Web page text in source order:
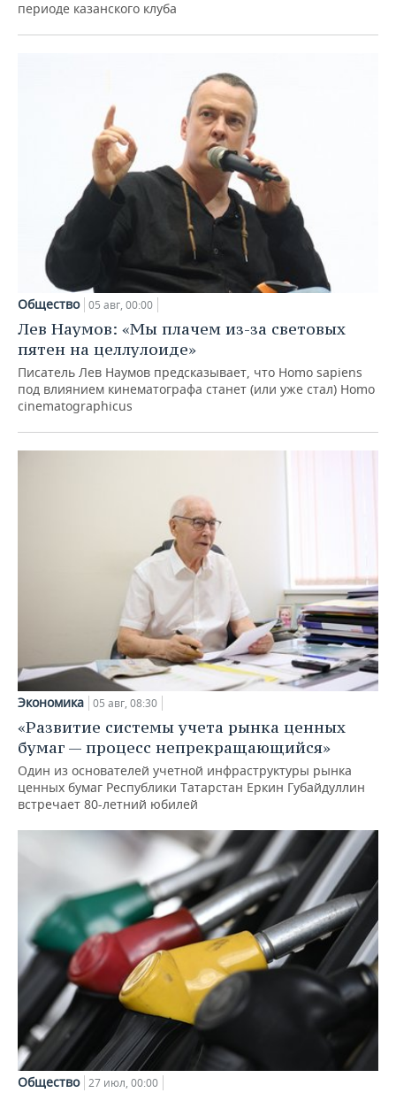
периоде казанского клуба
Общество 05 авг, 00:00
Лев Наумов: «Мы плачем из-за световых
пятен на целлулоиде»
Писатель Лев Наумов предсказывает, что Homo sapiens
под влиянием кинематографа станет (или уже стал) Homo
cinematographicus
Экономика 05 авг, 08:30
«Развитие системы учета рынка ценных
бумаг — процесс непрекращающийся»
Один из основателей учетной инфраструктуры рынка
ценных бумаг Республики Татарстан Еркин Губайдуллин
встречает 80-летний юбилей
Общество 27 июл, 00:00